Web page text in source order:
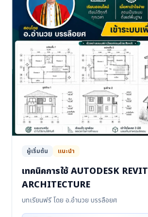
ผู้เริ่มต้น แนะนำ
เทคนิคการใช้ AUTODESK REVIT
ARCHITECTURE
บทเรียนฟรี โดย อ.อำนวย บรรลือยศ